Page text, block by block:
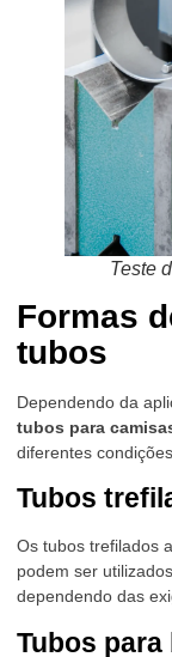
Teste
Formas
tubos
Dependendo da
tubos para
diferentes
Tubos
Os tubos trefilados
podem ser
dependendo das
Tubos